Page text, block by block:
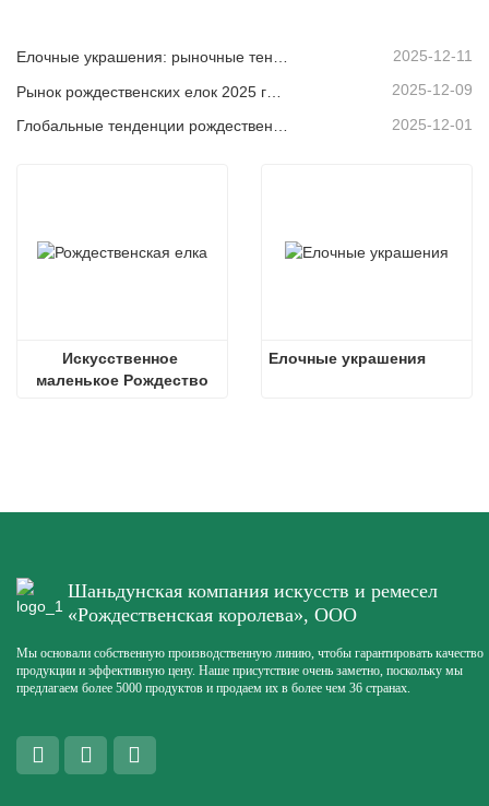
Елочные украшения: рыночные тенденции, анализ цепочки поставок и руководство по закупкам на 2025 год. 2025-12-11
2025-12-09
2025-12-01
Искусственное
маленькое Рождество
Елочные украшения
Шаньдунская компания искусств и ремесел
«Рождественская королева», ООО
Мы основали собственную производственную линию, чтобы гарантировать качество
продукции и эффективную цену. Наше присутствие очень заметно, поскольку мы
предлагаем более 5000 продуктов и продаем их в более чем 36 странах.